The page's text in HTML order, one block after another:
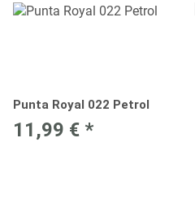
Punta Royal 022 Petrol
11,99 € *